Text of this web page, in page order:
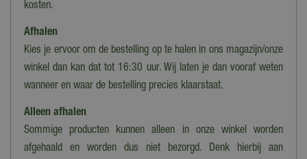
kosten.
Afhalen
Kies je ervoor om de bestelling op te halen in ons magazijn/onze
winkel dan kan dat tot 16:30 uur. Wij laten je dan vooraf weten
wanneer en waar de bestelling precies klaarstaat.
Alleen afhalen
Sommige producten kunnen alleen in onze winkel worden
afgehaald en worden dus niet bezorgd. Denk hierbij aan